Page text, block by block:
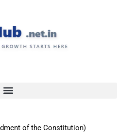
of the Constitution)